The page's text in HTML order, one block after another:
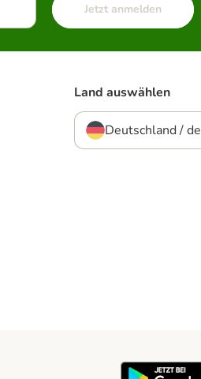
Jetzt anmelden
Land auswählen
Deutschland / de